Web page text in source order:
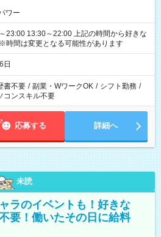
ワー
～22:00 上記の時間から好きな
時間は変更となる可能性があります
日
書不要 / 副業・WワークOK / シフト勤務 /
コンスキル不要
応募する 詳細へ
未読
ラのイベントも！好きな
要！働いたその日に給料